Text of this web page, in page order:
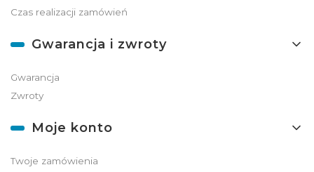
Czas realizacji zamówień
Gwarancja i zwroty
Gwarancja
Zwroty
Moje konto
Twoje zamówienia